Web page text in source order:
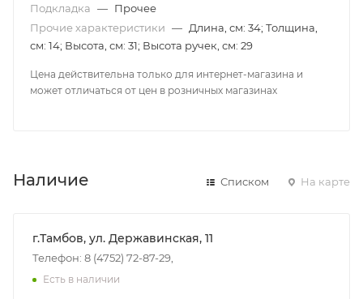
Подкладка — Прочее
Прочие характеристики — Длина, см: 34; Толщина,
см: 14; Высота, см: 31; Высота ручек, см: 29
Цена действительна только для интернет-магазина и
может отличаться от цен в розничных магазинах
Наличие Списком На карте
г.Тамбов, ул. Державинская, 11
Телефон: 8 (4752) 72-87-29,
Есть в наличии